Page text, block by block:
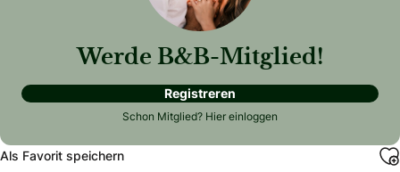
Werde B&B-Mitglied!
Registreren
Schon Mitglied? Hier einloggen
Als Favorit speichern